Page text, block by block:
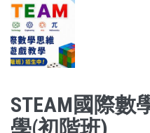
STEAM國際數
學(初階班)